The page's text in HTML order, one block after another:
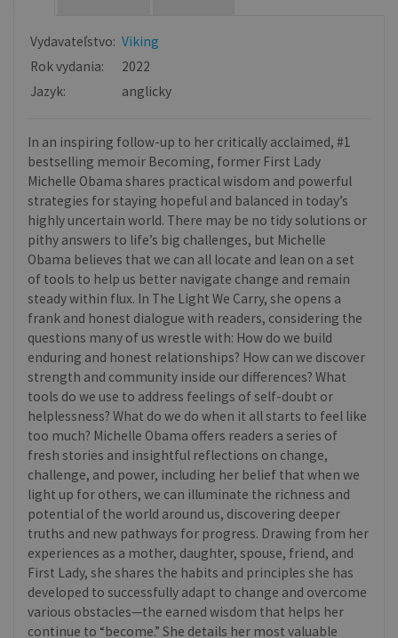
Vydavateľstvo: Viking
Rok vydania:
2022
Jazyk:
anglicky
In an inspiring follow-up to her critically acclaimed, #1
bestselling memoir Becoming, former First Lady
Michelle Obama shares practical wisdom and powerful
strategies for staying hopeful and balanced in today’s
highly uncertain world. There may be no tidy solutions or
pithy answers to life’s big challenges, but Michelle
Obama believes that we can all locate and lean on a set
of tools to help us better navigate change and remain
steady within flux. In The Light We Carry, she opens a
frank and honest dialogue with readers, considering the
questions many of us wrestle with: How do we build
enduring and honest relationships? How can we discover
strength and community inside our differences? What
tools do we use to address feelings of self-doubt or
helplessness? What do we do when it all starts to feel like
too much? Michelle Obama offers readers a series of
fresh stories and insightful reflections on change,
challenge, and power, including her belief that when we
light up for others, we can illuminate the richness and
potential of the world around us, discovering deeper
truths and new pathways for progress. Drawing from her
experiences as a mother, daughter, spouse, friend, and
First Lady, she shares the habits and principles she has
developed to successfully adapt to change and overcome
various obstacles—the earned wisdom that helps her
continue to “become.” She details her most valuable